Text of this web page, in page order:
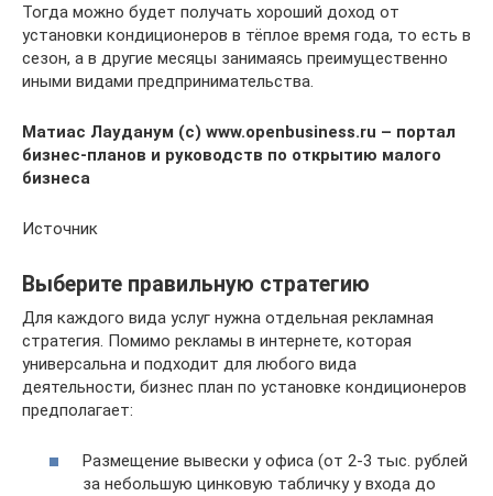
Тогда можно будет получать хороший доход от
установки кондиционеров в тёплое время года, то есть в
сезон, а в другие месяцы занимаясь преимущественно
иными видами предпринимательства.
Матиас Лауданум (c) www.openbusiness.ru – портал
бизнес-планов и руководств по открытию малого
бизнеса
Источник
Выберите правильную стратегию
Для каждого вида услуг нужна отдельная рекламная
стратегия. Помимо рекламы в интернете, которая
универсальна и подходит для любого вида
деятельности, бизнес план по установке кондиционеров
предполагает:
Размещение вывески у офиса (от 2-3 тыс. рублей
за небольшую цинковую табличку у входа до